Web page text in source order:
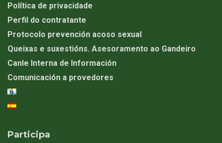
Política de privacidade
Perfil do contratante
Protocolo prevención acoso sexual
Queixas e suxestións. Asesoramento ao Gandeiro
Canle Interna de Información
Comunicación a provedores
Participa